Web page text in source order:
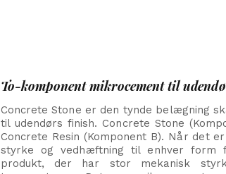
To-komponent mikrocement til
Concrete Stone er den tynde belægning
til udendørs finish. Concrete Stone
Concrete Resin (Komponent B). Når det
styrke og vedhæftning til enhver form
produkt, der har stor mekanisk